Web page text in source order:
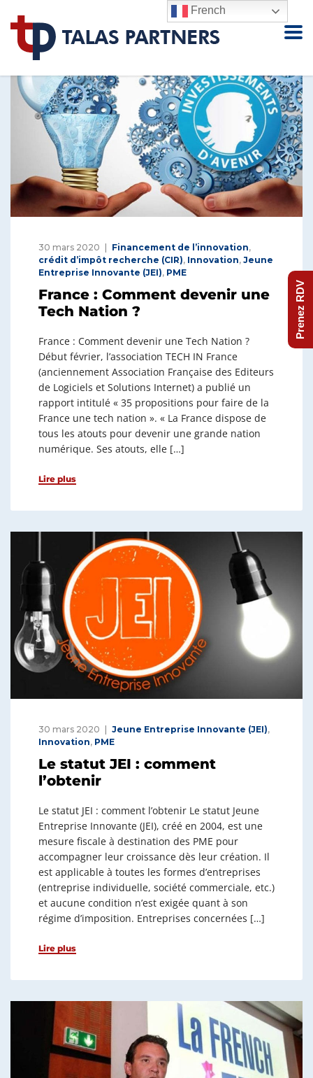
30 mars 2020 Financement de l’innovation,
crédit d’impôt recherche (CIR), Innovation, Jeune
Entreprise Innovante (JEI), PME
France : Comment devenir une
Tech Nation ?
France : Comment devenir une Tech Nation ?
Début février, l’association TECH IN France
(anciennement Association Française des Editeurs
de Logiciels et Solutions Internet) a publié un
rapport intitulé « 35 propositions pour faire de la
France une tech nation ». « La France dispose de
tous les atouts pour devenir une grande nation
numérique. Ses atouts, elle […]
Lire plus
30 mars 2020 Jeune Entreprise Innovante (JEI),
Innovation, PME
Le statut JEI : comment
l’obtenir
Le statut JEI : comment l’obtenir Le statut Jeune
Entreprise Innovante (JEI), créé en 2004, est une
mesure fiscale à destination des PME pour
accompagner leur croissance dès leur création. Il
est applicable à toutes les formes d’entreprises
(entreprise individuelle, société commerciale, etc.)
et aucune condition n’est exigée quant à son
régime d’imposition. Entreprises concernées […]
Lire plus
French
Prenez RDV